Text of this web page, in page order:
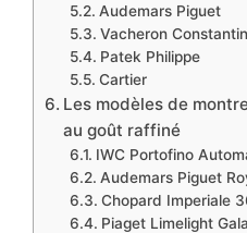
Audemars Piguet
Vacheron Constantin
Patek Philippe
Cartier
Les modèles de
au goût raffiné
IWC Portofino
Audemars Piguet
Chopard Imperiale
Piaget Limelight Gala